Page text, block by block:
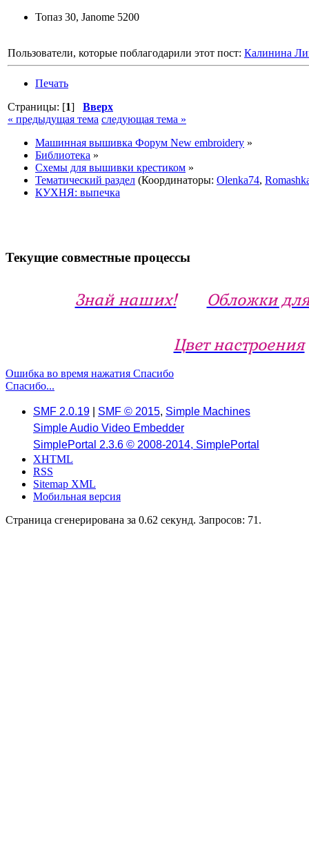
Топаз 30, Janome 5200
Пользователи, которые поблагодарили этот пост: Калинина
Печать
Страницы: [1] Вверх
« предыдущая тема следующая тема »
Машинная вышивка Форум New embroidery »
Библиотека »
Схемы для вышивки крестиком »
Тематический раздел (Координаторы: Olenka74,
КУХНЯ: выпечка
Текущие совместные процессы
Знай наших! Обложки
Цвет настроения
Ошибка во время нажатия Спасибо
Спасибо...
SMF 2.0.19 SMF © 2015, Simple Machines
Simple Audio Video Embedder
SimplePortal 2.3.6 © 2008-2014, SimplePortal
XHTML
RSS
Sitemap XML
Мобильная версия
Страница сгенерирована за 0.62 секунд. Запросов: 71.